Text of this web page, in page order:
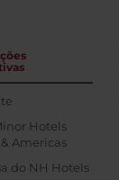
Hotels
Americas
do NH Hotels